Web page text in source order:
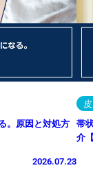
。原因と対処方
2026.07.23
帯
介